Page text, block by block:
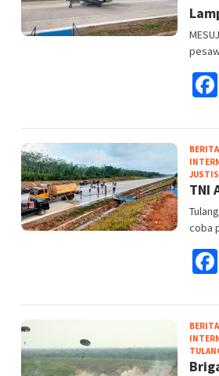
BERITA
TNI
coba
BERITA